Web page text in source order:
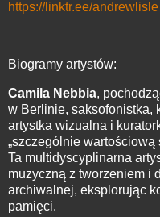
https://linktr.ee/andrewlisle
Biogramy artystów:
Camila Nebbia,
w Berlinie, saksofonistka,
artystka wizualna i
„szczególnie wartościową
Ta multidyscyplinarna
muzyczną z tworzeniem i
archiwalnej, eksplorując
pamięci.